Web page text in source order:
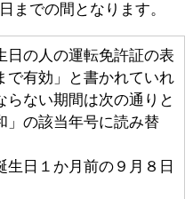
までの間となります。
日の人の運転免許証の表
で有効」と書かれていれ
らない期間は次の通りと
」の該当年号に読み替
日１か月前の９月８日